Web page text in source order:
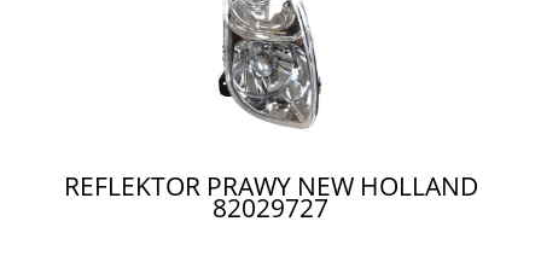
REFLEKTOR PRAWY NEW HOLLAND
82029727